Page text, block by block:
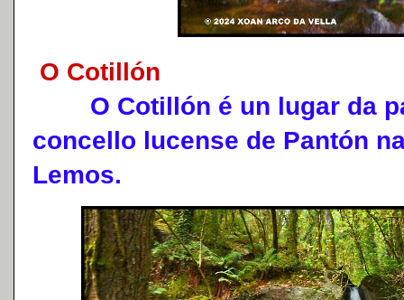
O Cotillón
O Cotillón é un lugar da
concello lucense de Pantón
Lemos.